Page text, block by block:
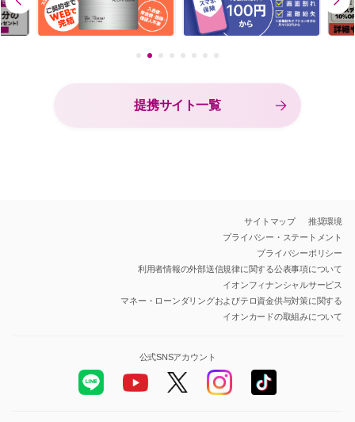
提携サイト一覧
サイトマップ
推奨環境
プライバシー・ステートメント
プライバシーポリシー
利用者情報の外部送信規律に関する公表事項について
イオンフィナンシャルサービス
マネー・ローンダリングおよびテロ資金供与対策に関する
イオンカードの取組みについて
公式SNSアカウント